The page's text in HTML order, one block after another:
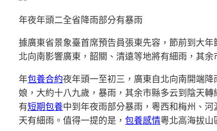
年夜年頭二全省降雨部分有暴雨
據廣東省景象臺首席預告員張東先容，節前到大年
北向南影響廣東，韶關、清遠等地將有細雨，其
年包養合約夜年頭一至初三，廣東自北向南開端
娘，大約十八九歲，暴雨，其余市縣多云到陰天
有短期包養中到年夜雨部分暴雨，粵西和梅州、
天有細雨。值得一提的是， 包養感情粵北高海拔